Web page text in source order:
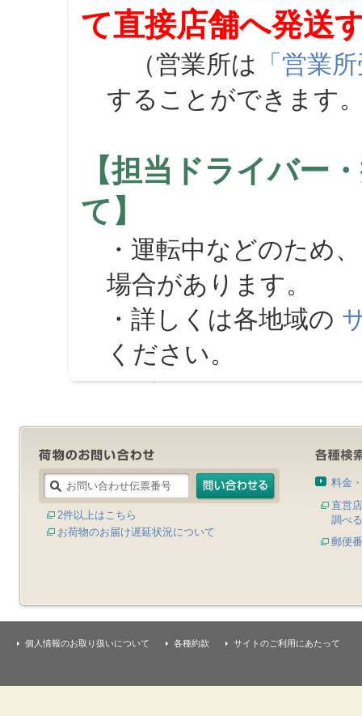
て直接店舗へ発送
（営業所は 「営業
することができます
【担当ドライバー
て】
・運転中などのため
場合があります。
・詳しくは各地域の
ください。
2件以上はこちら
お荷物のお届け遅延状況について
料金
直営
調べる
郵便
個人情報のお取り扱いについて 各種約款 サイトのご利用にあたって